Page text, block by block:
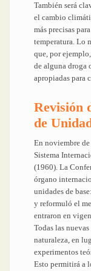
También será
el cambio
más precisas
temperatura. Lo
que, por
de alguna droga
apropiadas para
Revisión
de
En noviembre
Sistema
(1960). La
órgano
unidades de
y reformuló el
entraron en
Todas las
naturaleza, en
experimentos
Esto permitirá a